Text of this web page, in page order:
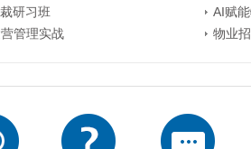
研习班
AI赋
管理实战
物业